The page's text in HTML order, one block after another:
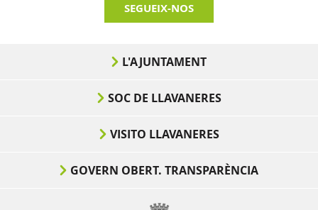
SEGUEIX-NOS
L'AJUNTAMENT
SOC DE LLAVANERES
VISITO LLAVANERES
GOVERN OBERT. TRANSPARÈNCIA